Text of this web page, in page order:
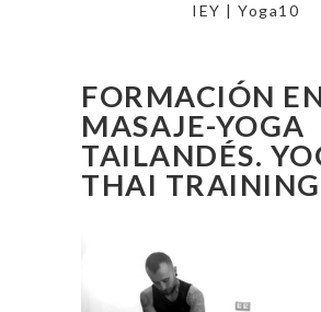
IEY | Yoga10
FORMACIÓN
MASAJE-YOGA
TAILANDÉS.
THAI TRAINING